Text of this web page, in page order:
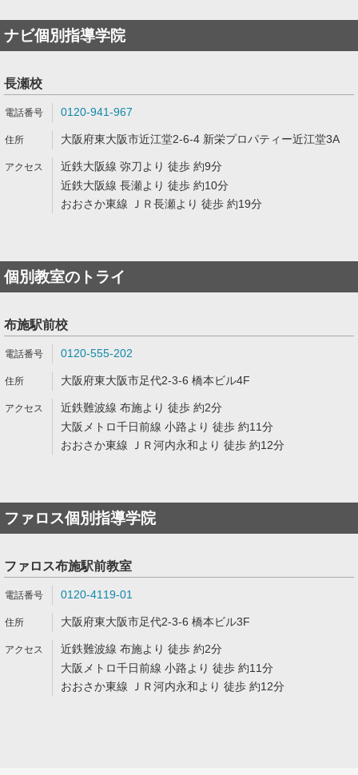
ナビ個別指導学院
長瀬校
0120-941-967
大阪府東大阪市近江堂2-6-4 新栄プロパティー近江堂3A
近鉄大阪線 弥刀より 徒歩 約9分
近鉄大阪線 長瀬より 徒歩 約10分
おおさか東線 ＪＲ長瀬より 徒歩 約19分
個別教室のトライ
布施駅前校
0120-555-202
大阪府東大阪市足代2-3-6 橋本ビル4F
近鉄難波線 布施より 徒歩 約2分
大阪メトロ千日前線 小路より 徒歩 約11分
おおさか東線 ＪＲ河内永和より 徒歩 約12分
ファロス個別指導学院
ファロス布施駅前教室
0120-4119-01
大阪府東大阪市足代2-3-6 橋本ビル3F
近鉄難波線 布施より 徒歩 約2分
大阪メトロ千日前線 小路より 徒歩 約11分
おおさか東線 ＪＲ河内永和より 徒歩 約12分